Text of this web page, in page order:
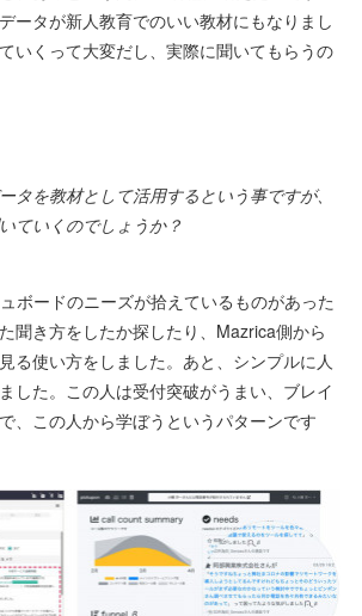
ータが新人教育でのいい教材にもなりまし
いくって大変だし、実際に聞いてもらうの
タを教材として活用するという事ですが、
ていくのでしょうか？
ボードのニーズが拾えているものがあった
聞き方をしたか探したり、Mazrica側から
る使い方をしました。あと、シンプルに人
した。この人は受付突破がうまい、ブレイ
、この人から学ぼうというパターンです